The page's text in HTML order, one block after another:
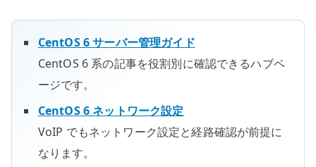
CentOS 6 サーバー管理ガイド
CentOS 6 系の記事を役割別に確認できるハブペ
ージです。
CentOS 6 ネットワーク設定
VoIP でもネットワーク設定と経路確認が前提に
なります。